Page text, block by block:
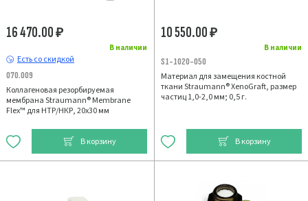
В наличии
16 470.00₽
Есть со скидкой
070.009
Коллагеновая резорбируемая
мембрана Straumann® Membrane
Flex™ для НТР/НКР, 20х30 мм
В корзину
В наличии
10 550.00₽
S1-1020-050
Материал для замещения костной
ткани Straumann® XenoGraft, размер
частиц 1,0-2,0 мм; 0,5 г.
В корзину